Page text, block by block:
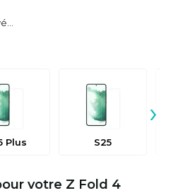
Plus S25
›
votre Z Fold 4